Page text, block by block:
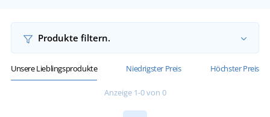
Produkte filtern.
Unsere Lieblingsprodukte Niedrigster Preis Höchster Preis
Anzeige 1-0 von 0